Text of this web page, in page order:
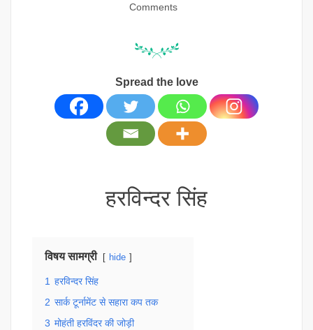
Comments
Spread the love
हरविन्दर सिंह
विषय सामग्री hide
1 हरविन्दर सिंह
2 सार्क टूर्नामेंट से सहारा कप तक
3 मोहंती हरविंदर की जोड़ी